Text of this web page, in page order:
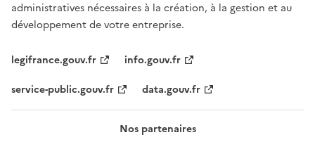
administratives nécessaires à la création, à la gestion et au
développement de votre entreprise.
legifrance.gouv.fr
info.gouv.fr
service-public.gouv.fr
data.gouv.fr
Nos partenaires